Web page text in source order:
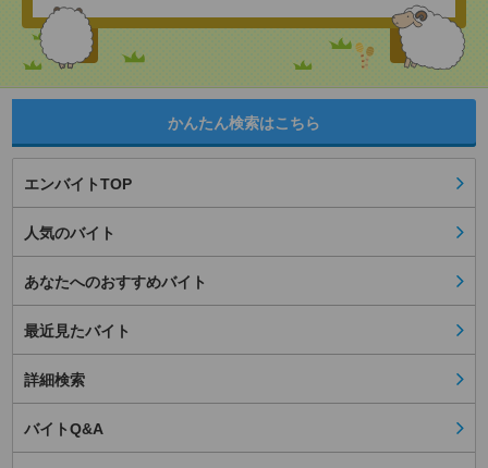
かんたん検索はこちら
エンバイトTOP
人気のバイト
あなたへのおすすめバイト
最近見たバイト
詳細検索
バイトQ&A